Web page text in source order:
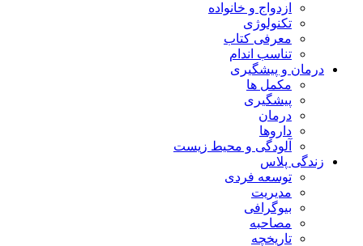
ازدواج و خانواده
تکنولوژی
معرفی کتاب
تناسب اندام
درمان و پیشگیری
مکمل ها
پیشگیری
درمان
داروها
آلودگی و محیط زیست
زندگی پلاس
توسعه فردی
مدیریت
بیوگرافی
مصاحبه
تاریخچه